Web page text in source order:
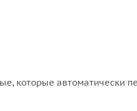
которые автоматически